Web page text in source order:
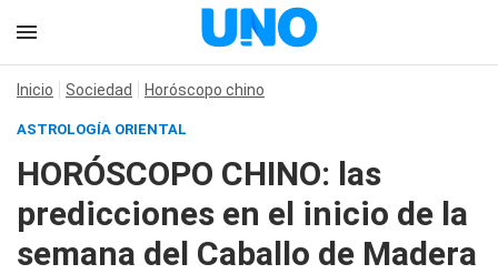
Inicio Sociedad Horóscopo chino
ASTROLOGÍA ORIENTAL
HORÓSCOPO CHINO: las
predicciones en el inicio de la
semana del Caballo de Madera